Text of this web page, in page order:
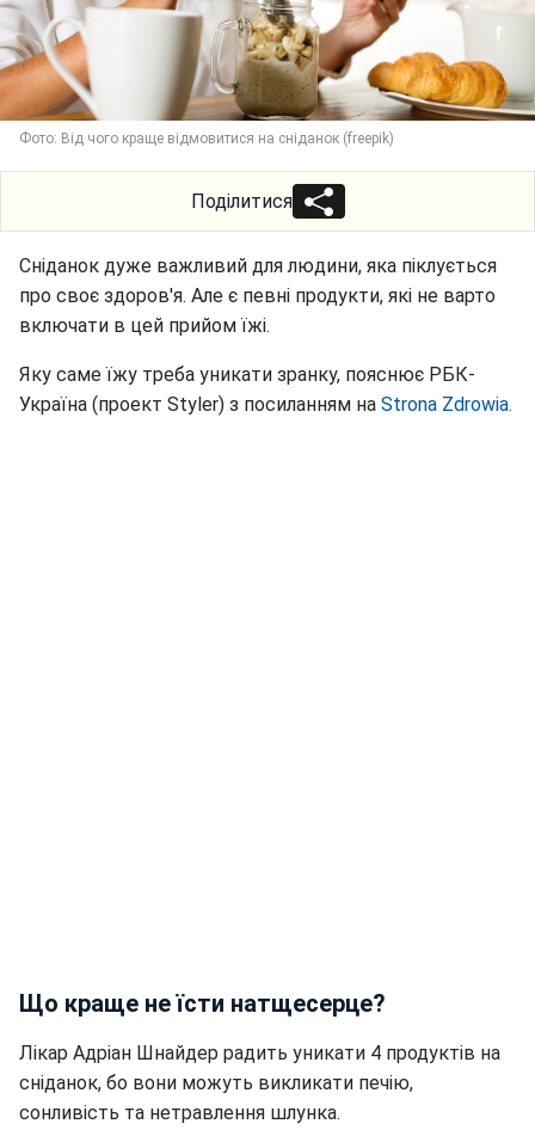
Фото: Від чого краще відмовитися на сніданок (freepik)
Поділитися
Сніданок дуже важливий для людини, яка піклується
про своє здоров'я. Але є певні продукти, які не варто
включати в цей прийом їжі.
Яку саме їжу треба уникати зранку, пояснює РБК-
Україна (проект Styler) з посиланням на Strona Zdrowia.
Що краще не їсти натщесерце?
Лікар Адріан Шнайдер радить уникати 4 продуктів на
сніданок, бо вони можуть викликати печію,
сонливість та нетравлення шлунка.